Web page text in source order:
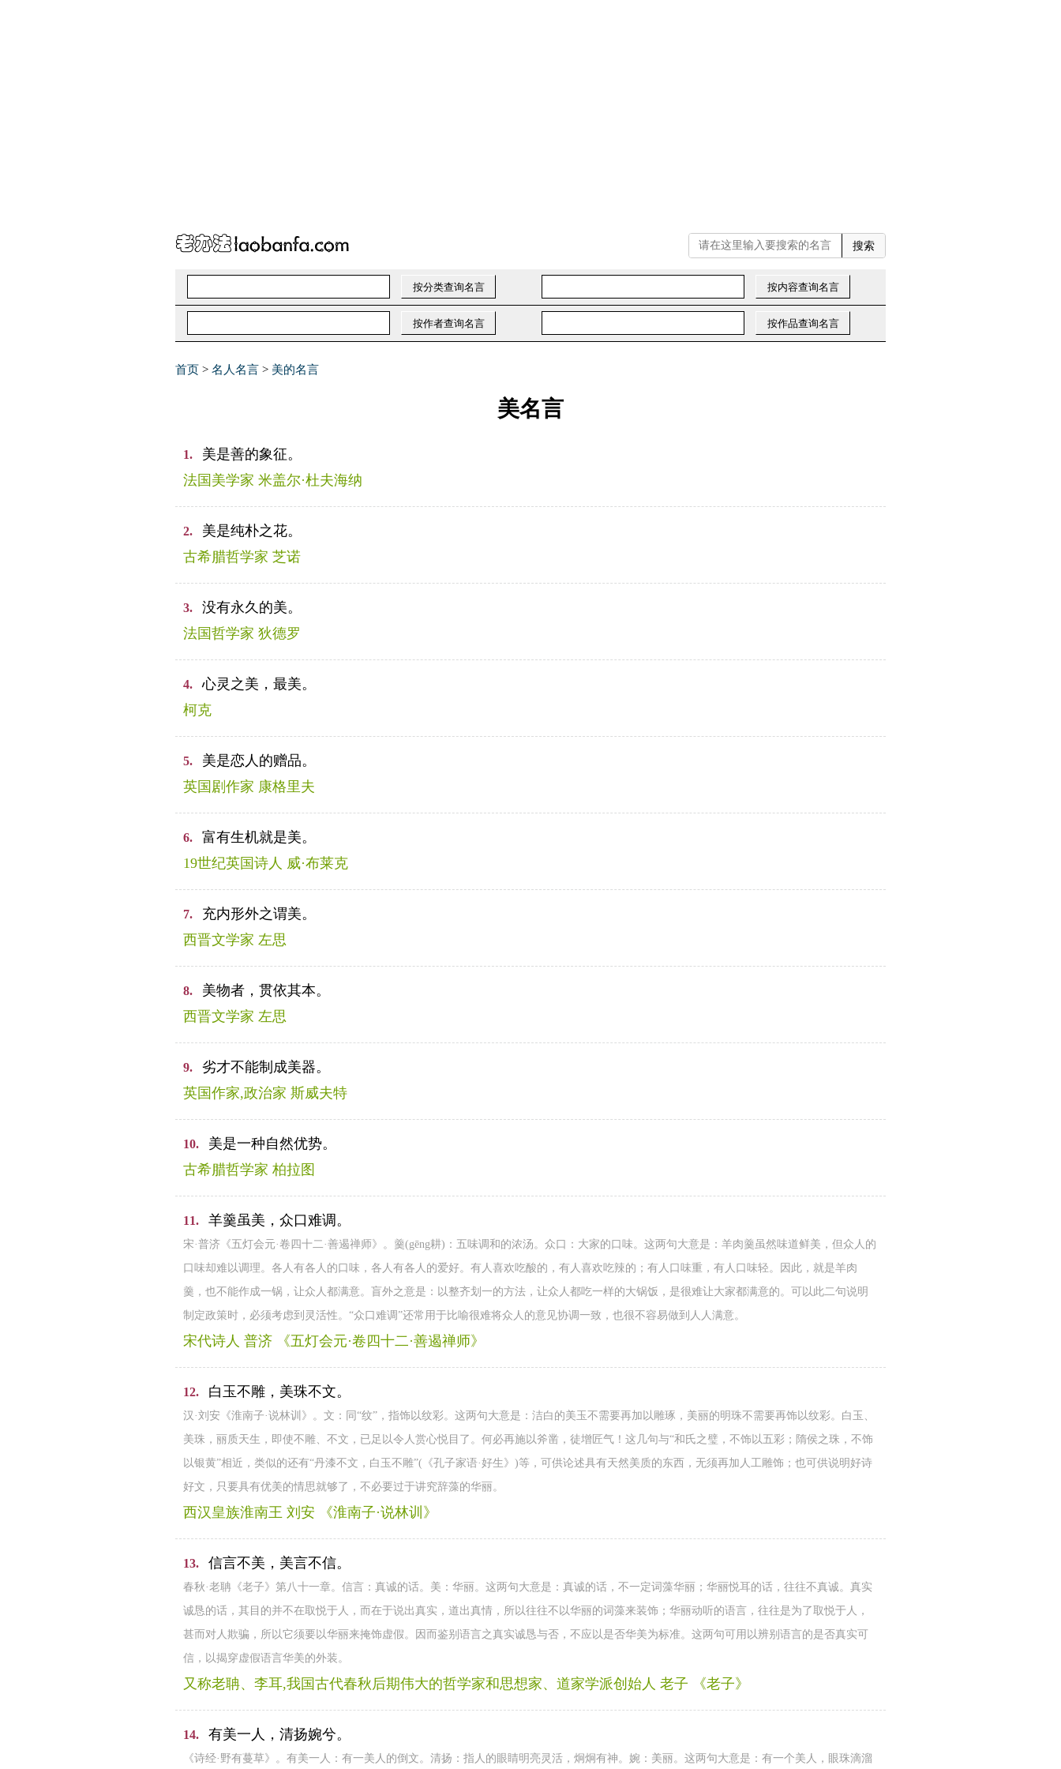
首页 > 名人名言 > 美的名言
美名言
1.
美是善的象征。
法国美学家 米盖尔·杜夫海纳
2.
美是纯朴之花。
古希腊哲学家 芝诺
3.
没有永久的美。
法国哲学家 狄德罗
4.
心灵之美，最美。
柯克
5.
美是恋人的赠品。
英国剧作家 康格里夫
6.
富有生机就是美。
19世纪英国诗人 威·布莱克
7.
充内形外之谓美。
西晋文学家 左思
8.
美物者，贯依其本。
西晋文学家 左思
9.
劣才不能制成美器。
英国作家,政治家 斯威夫特
10.
美是一种自然优势。
古希腊哲学家 柏拉图
11. 羊羹虽美，众口难调。
宋·普济《五灯会元·卷四十二·善遏禅师》。羹(gēng耕)：五味调和的浓汤。众口：大家的口味。这两句大意是：羊肉羹虽然味道鲜美，但众人的
口味却难以调理。各人有各人的口味，各人有各人的爱好。有人喜欢吃酸的，有人喜欢吃辣的；有人口味重，有人口味轻。因此，就是羊肉
羹，也不能作成一锅，让众人都满意。盲外之意是：以整齐划一的方法，让众人都吃一样的大锅饭，是很难让大家都满意的。可以此二句说明
制定政策时，必须考虑到灵活性。“众口难调”还常用于比喻很难将众人的意见协调一致，也很不容易做到人人满意。
宋代诗人 普济 《五灯会元·卷四十二·善遏禅师》
12. 白玉不雕，美珠不文。
汉·刘安《淮南子·说林训》。文：同“纹”，指饰以纹彩。这两句大意是：洁白的美玉不需要再加以雕琢，美丽的明珠不需要再饰以纹彩。白玉、
美珠，丽质天生，即使不雕、不文，已足以令人赏心悦目了。何必再施以斧凿，徒增匠气！这几句与“和氏之璧，不饰以五彩；隋侯之珠，不饰
以银黄”相近，类似的还有“丹漆不文，白玉不雕”(《孔子家语·好生》)等，可供论述具有天然美质的东西，无须再加人工雕饰；也可供说明好诗
好文，只要具有优美的情思就够了，不必要过于讲究辞藻的华丽。
西汉皇族淮南王 刘安 《淮南子·说林训》
13. 信言不美，美言不信。
春秋·老聃《老子》第八十一章。信言：真诚的话。美：华丽。这两句大意是：真诚的话，不一定词藻华丽；华丽悦耳的话，往往不真诚。真实
诚恳的话，其目的并不在取悦于人，而在于说出真实，道出真情，所以往往不以华丽的词藻来装饰；华丽动听的语言，往往是为了取悦于人，
甚而对人欺骗，所以它须要以华丽来掩饰虚假。因而鉴别语言之真实诚恳与否，不应以是否华美为标准。这两句可用以辨别语言的是否真实可
信，以揭穿虚假语言华美的外装。
又称老聃、李耳,我国古代春秋后期伟大的哲学家和思想家、道家学派创始人 老子 《老子》
14. 有美一人，清扬婉兮。
《诗经·野有蔓草》。有美一人：有一美人的倒文。清扬：指人的眼睛明亮灵活，炯炯有神。婉：美丽。这两句大意是：有一个美人，眼珠滴溜